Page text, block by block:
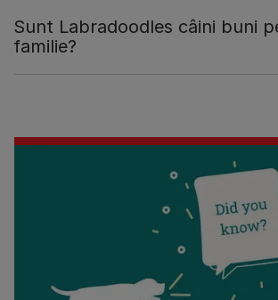
Sunt Labradoodles câini buni
familie?